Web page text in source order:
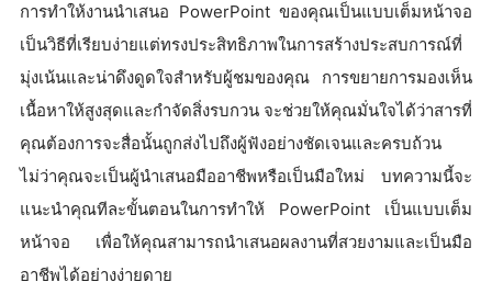
การทำให้งานนำเสนอ PowerPoint ของคุณเป็นแบบเต็มหน้าจอ
เป็นวิธีที่เรียบง่ายแต่ทรงประสิทธิภาพในการสร้างประสบการณ์ที่
มุ่งเน้นและน่าดึงดูดใจสำหรับผู้ชมของคุณ การขยายการมองเห็น
เนื้อหาให้สูงสุดและกำจัดสิ่งรบกวน จะช่วยให้คุณมั่นใจได้ว่าสารที่
คุณต้องการจะสื่อนั้นถูกส่งไปถึงผู้ฟังอย่างชัดเจนและครบถ้วน
ไม่ว่าคุณจะเป็นผู้นำเสนอมืออาชีพหรือเป็นมือใหม่ บทความนี้จะ
แนะนำคุณทีละขั้นตอนในการทำให้ PowerPoint เป็นแบบเต็ม
หน้าจอ เพื่อให้คุณสามารถนำเสนอผลงานที่สวยงามและเป็นมือ
อาชีพได้อย่างง่ายดาย